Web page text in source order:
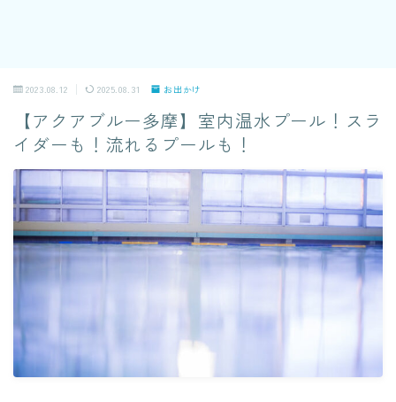
2023.08.12 2025.08.31 お出かけ
【アクアブルー多摩】室内温水プール！スラ
イダーも！流れるプールも！